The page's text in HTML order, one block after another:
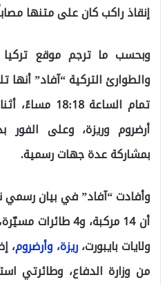
إنقاذ راكب كان على متنها
وبحسب ما ترجم موقع تركيا
والطوارئ التركية “آفاد”
تمام الساعة
أرضروم وريزة، وعلى الفور
بمشاركة عدة جهات رسمية.
وأفادت “آفاد” في بيان رسمي
ولايات بايبورت،ريزة، وأرضروم،